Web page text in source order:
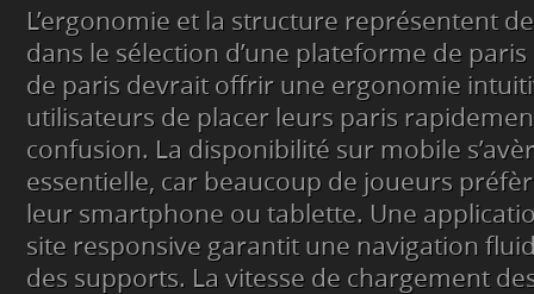
L’ergonomie et la structure représentent
dans le sélection d’une plateforme de
de paris devrait offrir une ergonomie
utilisateurs de placer leurs paris
confusion. La disponibilité sur mobile
essentielle, car beaucoup de joueurs
leur smartphone ou tablette. Une
site responsive garantit une navigation
des supports. La vitesse de chargement